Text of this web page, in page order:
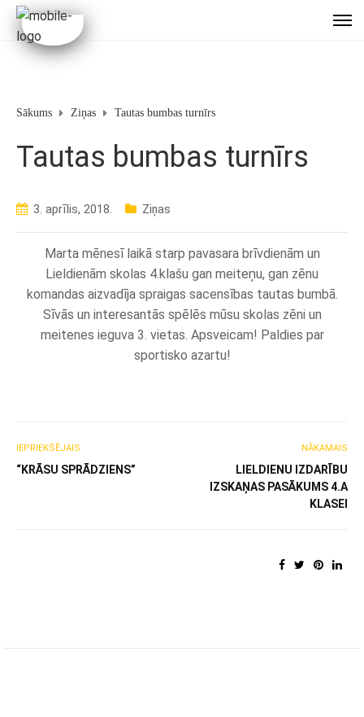
Sākums Ziņas Tautas bumbas turnīrs
Tautas bumbas turnīrs
3. aprīlis, 2018. Ziņas
Marta mēnesī laikā starp pavasara brīvdienām un
Lieldienām skolas 4.klašu gan meiteņu, gan zēnu
komandas aizvadīja spraigas sacensības tautas bumbā.
Sīvās un interesantās spēlēs mūsu skolas zēni un
meitenes ieguva 3. vietas. Apsveicam! Paldies par
sportisko azartu!
IEPRIEKŠĒJAIS
“KRĀSU SPRĀDZIENS”
NĀKAMAIS
LIELDIENU IZDARĪBU
IZSKAŅAS PASĀKUMS 4.A
KLASEI